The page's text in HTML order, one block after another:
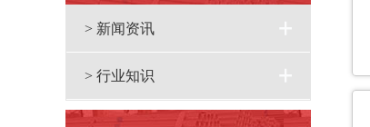
> 新闻资讯
> 行业知识